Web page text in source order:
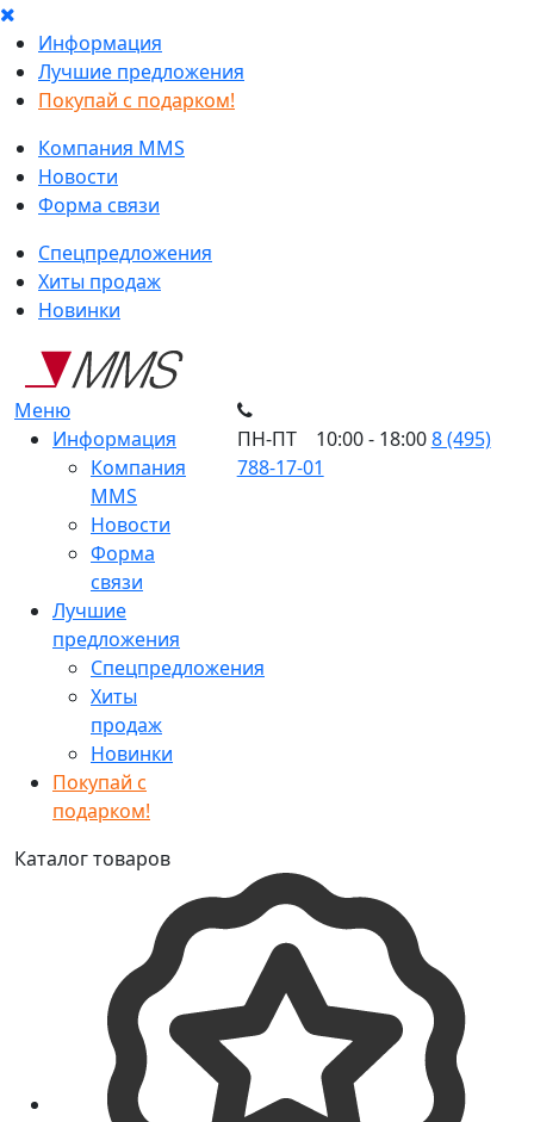
Информация
Лучшие предложения
Покупай с подарком!
Компания MMS
Новости
Форма связи
Спецпредложения
Хиты продаж
Новинки
Меню
Информация
Компания
MMS
Новости
Форма
связи
Лучшие
предложения
Спецпредложения
Хиты
продаж
Новинки
Покупай с
подарком!
ПН-ПТ 10:00 - 18:008 (495)
788-17-01
Каталог товаров